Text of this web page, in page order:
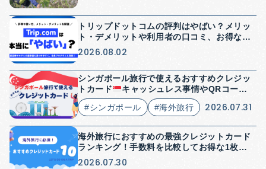
トリップドットコムの評判はやばい？メリッ
ト・デメリットや利用者の口コミ、お得な使
い方を解説
2026.08.02
シンガポール旅行で使えるおすすめクレジッ
トカード
キャッシュレス事情やQRコード
決済についても解説
#シンガポール
#海外旅行 2026.07.31
海外旅行におすすめの最強クレジットカード
ランキング！手数料を比較してお得な1枚を
紹介
2026.07.30